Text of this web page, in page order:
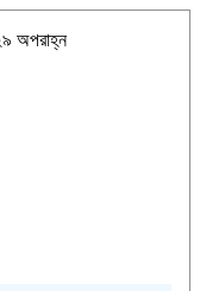
অপরাহ্ন